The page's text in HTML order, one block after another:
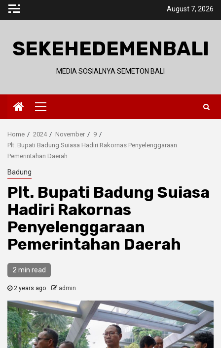
Skip
August 7, 2026
SEKEHEDEMENBALI
MEDIA SOSIALNYA SEMETON BALI
Primary
Menu
Home 2024 November
9
Plt. Bupati Badung Suiasa Hadiri Rakornas Penyelenggaraan
Pemerintahan Daerah
Badung
Plt. Bupati Badung Suiasa
Hadiri Rakornas
Penyelenggaraan
Pemerintahan Daerah
2 min read
2 years ago admin